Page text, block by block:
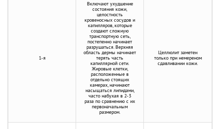
1-я
Включают ухудшение
состояния кожи,
целостность
кровеносных сосудов и
капилляров, которые
создают сложную
транспортную сеть,
постепенно начинает
разрушаться. Верхняя
область дермы начинает
терять часть
капиллярной сети.
Жировые клетки,
расположенные в
отдельно стоящих
камерах, начинают
насыщаться липидами,
часто набухая в 2-3
раза по сравнению с их
первоначальным
размером.
Целлюлит заметен
только при немереном
сдавливании кожи.